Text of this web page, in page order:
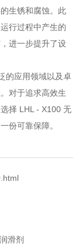
生锈和腐蚀。此
行过程中产生的
进一步提升了设
的应用领域以及卓
对于追求高效生
择 LHL - X100 无
份可靠保障。
滑剂